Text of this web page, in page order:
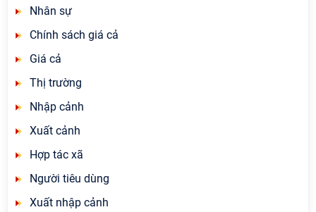
Nhân sự
Chính sách giá cả
Giá cả
Thị trường
Nhập cảnh
Xuất cảnh
Hợp tác xã
Người tiêu dùng
Xuất nhập cảnh